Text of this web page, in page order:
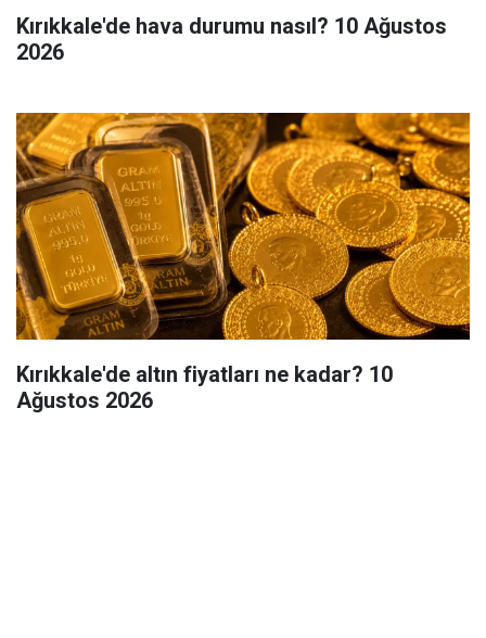
Kırıkkale'de hava durumu nasıl? 10 Ağustos
2026
Kırıkkale'de altın fiyatları ne kadar? 10
Ağustos 2026